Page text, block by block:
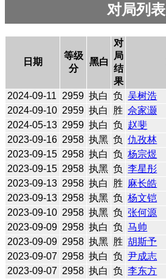
对局列表
日期
等级
分
黑白
对
局
结
果
2024-09-11 2959 执白 负 吴树浩
2024-09-10 2959 执白 胜 佘家灏
2024-05-13 2959 执白 负 赵斐
2023-09-16 2958 执黑 负 仇孜林
2023-09-15 2958 执白 负 杨宗煜
2023-09-15 2958 执黑 负 李星彤
2023-09-13 2958 执白 胜 麻长皓
2023-09-13 2958 执黑 负 杨文铠
2023-09-10 2958 执黑 负 张何源
2023-09-09 2958 执白 负 马帅
2023-09-09 2958 执黑 胜 胡斯予
2023-09-07 2958 执白 负 尹成志
2023-09-07 2958 执白 负 李东方